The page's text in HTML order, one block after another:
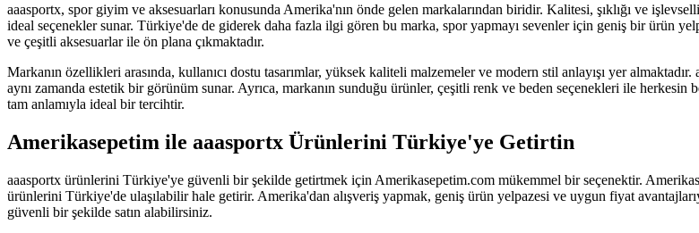
aaasportx, spor giyim ve aksesuarları konusunda Amerika'nın önde gelen markalarından biridir. Kalitesi, şıklığı ve
ideal seçenekler sunar. Türkiye'de de giderek daha fazla ilgi gören bu marka, spor yapmayı sevenler için geniş bir ürün
ve çeşitli aksesuarlar ile ön plana çıkmaktadır.
Markanın özellikleri arasında, kullanıcı dostu tasarımlar, yüksek kaliteli malzemeler ve modern stil anlayışı yer
aynı zamanda estetik bir görünüm sunar. Ayrıca, markanın sunduğu ürünler, çeşitli renk ve beden seçenekleri ile herkesin
tam anlamıyla ideal bir tercihtir.
Amerikasepetim ile aaasportx Ürünlerini Türkiye'ye Getirtin
aaasportx ürünlerini Türkiye'ye güvenli bir şekilde getirtmek için Amerikasepetim.com mükemmel bir seçenektir.
ürünlerini Türkiye'de ulaşılabilir hale getirir. Amerika'dan alışveriş yapmak, geniş ürün yelpazesi ve uygun fiyat
güvenli bir şekilde satın alabilirsiniz.